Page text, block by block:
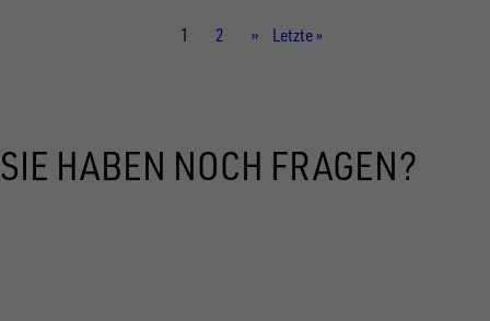
Aktuelle
1 Seite
2
Nächste
››
Letzte
Letzte »
SIE HABEN NOCH FRAGEN?